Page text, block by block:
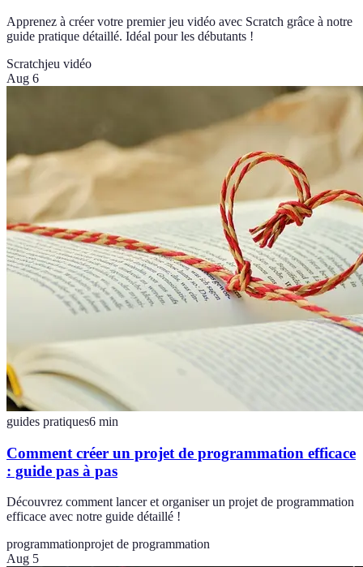
Apprenez à créer votre premier jeu vidéo avec Scratch grâce à notre
guide pratique détaillé. Idéal pour les débutants !
Scratchjeu vidéo
Aug 6
guides pratiques6 min
Comment créer un projet de programmation efficace
: guide pas à pas
Découvrez comment lancer et organiser un projet de programmation
efficace avec notre guide détaillé !
programmationprojet de programmation
Aug 5